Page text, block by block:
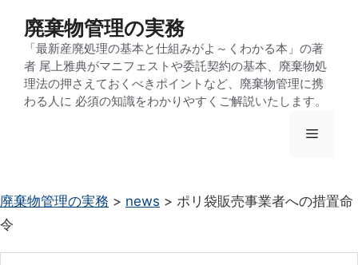
ッ
プ
廃棄物管理の実務
「最新産廃処理の基本と仕組みがよ～くわかる本」の著
者 尾上雅典がマニフェストや委託契約の基本、廃棄物処
理法の押さえておくべきポイントなど、廃棄物管理に携
わる人に 必須の知識をわかりやすくご解説いたします。
メ
廃棄物管理の実務 > news > ポリ袋販売事業者への措置命
令